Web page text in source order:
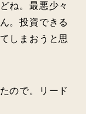
ね。最悪少々
。投資できる
しまおうと思
ので。リード